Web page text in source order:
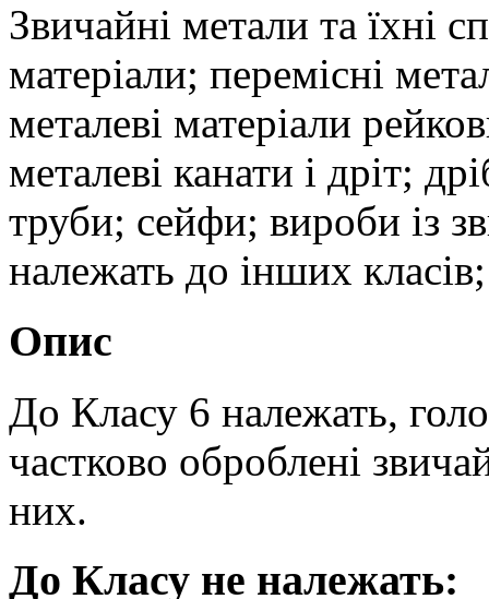
Звичайні метали та їхні
матеріали; перемісні
металеві матеріали
металеві канати і дріт;
труби; сейфи; вироби із
належать до інших
Опис
До Класу 6 належать,
частково оброблені
них.
До Класу не належать: